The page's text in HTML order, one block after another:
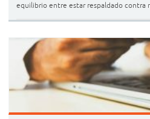
equilibrio entre estar respaldado contra